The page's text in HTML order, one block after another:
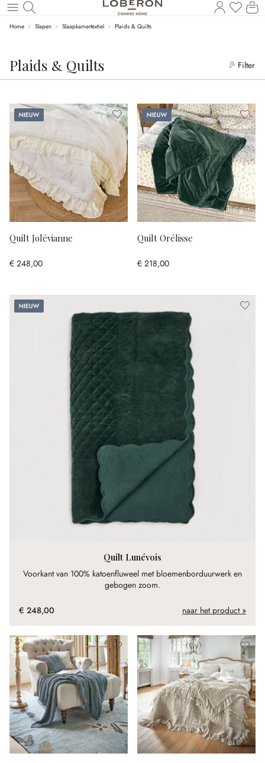
Naar de hoofdinhoud
Home Slapen Slaapkamertextiel Plaids & Quilts
Plaids & Quilts Filter
Nieuw
Quilt Jolévianne
€ 248,00
Nieuw
Quilt Lunévois
Voorkant van 100% katoenfluweel met bloemenborduurwerk en
gebogen zoom.
€ 248,00 naar het product »
Nieuw
Quilt Orélisse
€ 218,00